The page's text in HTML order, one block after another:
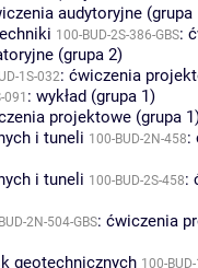
audytoryjne (grupa
100-BUD-2S-386-GBS:
(grupa 2)
1S-032: ćwiczenia
091 : wykład (grupa 1)
projektowe (grupa
i tuneli 100-BUD-2N-458:
i tuneli 100-BUD-2S-458:
2N-504-GBS: ćwiczenia
geotechnicznych 100-